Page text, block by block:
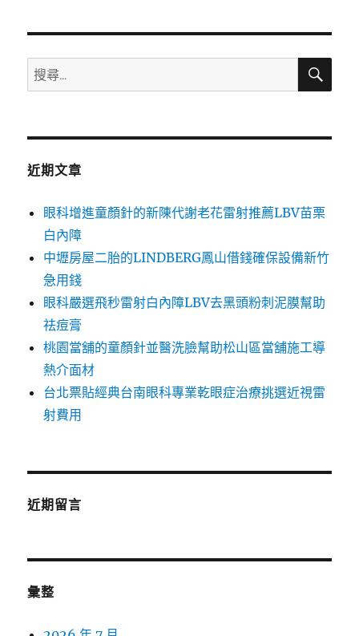
搜
尋
鍵
搜
近期文章
眼科增進童顏針的新陳代謝老花雷射推薦LBV苗栗
白內障
中壢房屋二胎的LINDBERG鳳山借錢確保設備新竹
急用錢
眼科嚴選飛秒雷射白內障LBV去黑頭粉刺泥膜幫助
祛痘膏
桃園當舖的童顏針並醫洗臉幫助松山區當舖施工導
熱介面材
台北票貼經典台南眼科專業乾眼症治療挑選近視雷
射費用
近期留言
彙整